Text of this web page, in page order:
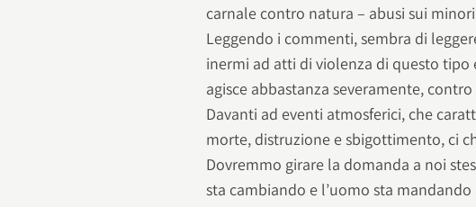
carnale contro natura – abusi sui
Leggendo i commenti, sembra di
inermi ad atti di violenza di questo tipo
agisce abbastanza severamente,
Davanti ad eventi atmosferici, che
morte, distruzione e sbigottimento, ci
Dovremmo girare la domanda a noi
sta cambiando e l’uomo sta